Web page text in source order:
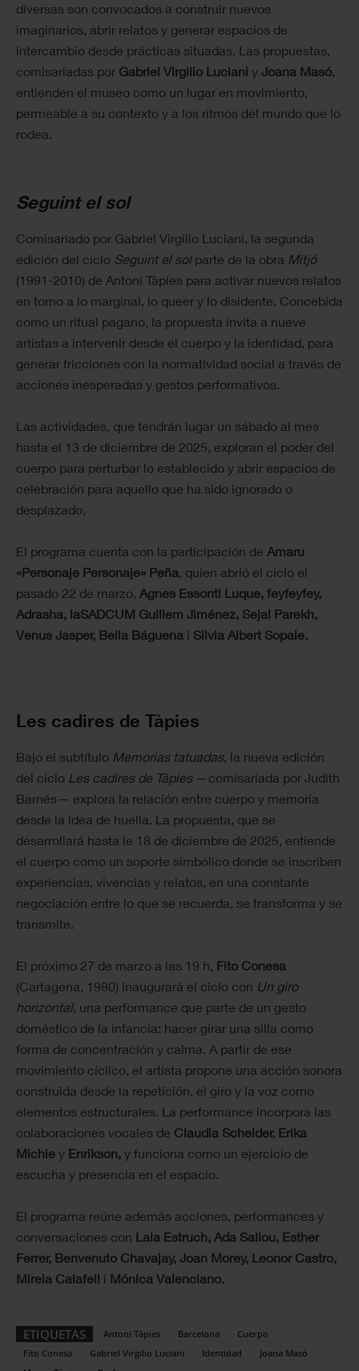
diversas son convocados a construir nuevos
imaginarios, abrir relatos y generar espacios de
intercambio desde prácticas situadas. Las propuestas,
comisariadas por Gabriel Virgilio Luciani y Joana Masó,
entienden el museo como un lugar en movimiento,
permeable a su contexto y a los ritmos del mundo que lo
rodea.
Seguint el sol
Comisariado por Gabriel Virgilio Luciani, la segunda
edición del ciclo Seguint el solparte de la obra Mitjó
(1991-2010) de Antoni Tàpies para activar nuevos relatos
en torno a lo marginal, lo queer y lo disidente. Concebida
como un ritual pagano, la propuesta invita a nueve
artistas a intervenir desde el cuerpo y la identidad, para
generar fricciones con la normatividad social a través de
acciones inesperadas y gestos performativos.
Las actividades, que tendrán lugar un sábado al mes
hasta el 13 de diciembre de 2025, exploran el poder del
cuerpo para perturbar lo establecido y abrir espacios de
celebración para aquello que ha sido ignorado o
desplazado,
El programa cuenta con la participación de Amaru
«Personaje Personaje» Peña, quien abrió el ciclo el
pasado 22 de marzo, Agnes Essonti Luque, feyfeyfey,
Adrasha, laSADCUM Guillem Jiménez, Sejal Parekh,
Venus Jasper, Bella Báguena i Silvia Albert Sopale.
Les cadires de Tàpies
Bajo el subtítulo Memorias tatuadas, la nueva edición
del ciclo Les cadires de Tàpies—comisariada por Judith
Barnés— explora la relación entre cuerpo y memoria
desde la idea de huella. La propuesta, que se
desarrollará hasta le 18 de diciembre de 2025, entiende
el cuerpo como un soporte simbólico donde se inscriben
experiencias, vivencias y relatos, en una constante
negociación entre lo que se recuerda, se transforma y se
transmite.
El próximo 27 de marzo a las 19 h, Fito Conesa
(Cartagena, 1980) inaugurará el ciclo con Un giro
horizontal, una performance que parte de un gesto
doméstico de la infancia: hacer girar una silla como
forma de concentración y calma. A partir de ese
movimiento cíclico, el artista propone una acción sonora
construida desde la repetición, el giro y la voz como
elementos estructurales. La performance incorpora las
colaboraciones vocales de Claudia Scheider, Erika
Michie y Enrikson, y funciona como un ejercicio de
escucha y presencia en el espacio.
El programa reúne además acciones, performances y
conversaciones con Laia Estruch, Ada Saliou, Esther
Ferrer, Benvenuto Chavajay, Joan Morey, Leonor Castro,
Mireia Calafell i Mónica Valenciano.
ETIQUETAS Antoni Tàpies Barcelona
Cuerpo
Fito Conesa
Gabriel Virgilio Luciani Identidad
Joana Masó